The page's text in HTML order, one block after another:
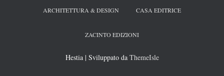
ARCHITETTURA & DESIGN CASA EDITRICE
ZACINTO EDIZIONI
Hestia | Sviluppato da ThemeIsle